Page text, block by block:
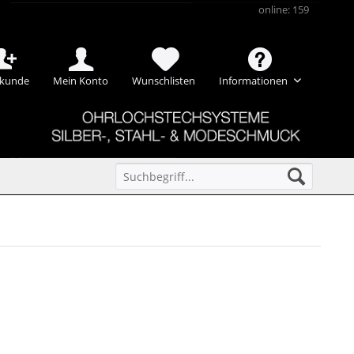
Mein Konto Wunschlisten Informationen
online: 159